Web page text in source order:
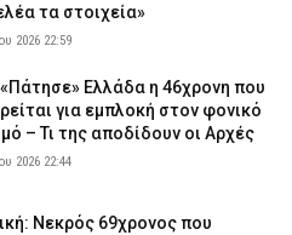
την ώρα που παραλάμβανε
τα στοιχεία»
2026 22:59
Ελλάδα η 46χρονη που
για εμπλοκή στον φονικό
– Τι της αποδίδουν οι Αρχές
2026 22:44
Νεκρός 69χρονος που